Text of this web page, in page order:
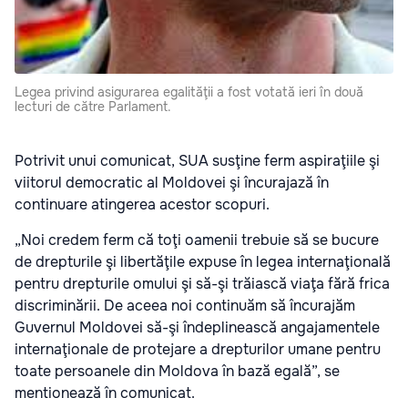
Legea privind asigurarea egalităţii a fost votată ieri în două
lecturi de către Parlament.
Potrivit unui comunicat, SUA susţine ferm aspiraţiile şi
viitorul democratic al Moldovei şi încurajază în
continuare atingerea acestor scopuri.
„Noi credem ferm că toţi oamenii trebuie să se bucure
de drepturile şi libertăţile expuse în legea internaţională
pentru drepturile omului şi să-şi trăiască viaţa fără frica
discriminării. De aceea noi continuăm să încurajăm
Guvernul Moldovei să-şi îndeplinească angajamentele
internaţionale de protejare a drepturilor umane pentru
toate persoanele din Moldova în bază egală”, se
menţionează în comunicat.